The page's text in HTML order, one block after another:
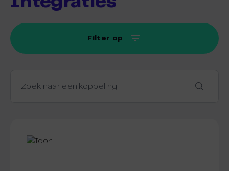
Filter op